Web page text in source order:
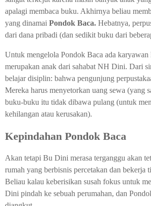
apalagi membaca buku. Akhirnya beliau
yang dinamai Pondok Baca. Hebatnya,
dari dana pribadi (dan sedikit buku dari
Untuk mengelola Pondok Baca ada karyawan
merupakan anak dari sahabat NH Dini. Dari
belajar disiplin: bahwa pengunjung
Mereka harus menyetorkan uang sewa (yang
buku-buku itu tidak dibawa pulang (untuk
kehilangan atau kerusakan).
Kepindahan Pondok Baca
Akan tetapi Bu Dini merasa terganggu akan
rumah yang berbisnis percetakan dan bekerja
Beliau kalau keberisikan susah fokus untuk
Dini pindah ke sebuah perumahan, dan